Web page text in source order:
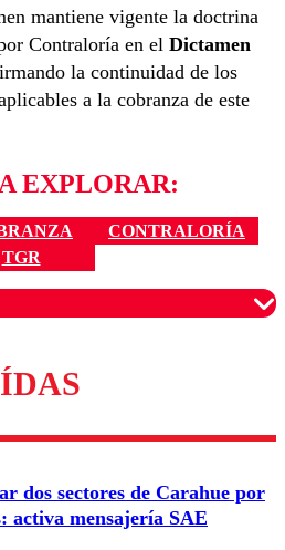
mantiene vigente la doctrina
Contraloría en el Dictamen
la continuidad de los
a la cobranza de este
EXPLORAR:
CONTRALORÍA
TGR
moderados para garantizar un
respetuoso.
dos sectores de Carahue por
activa mensajería SAE